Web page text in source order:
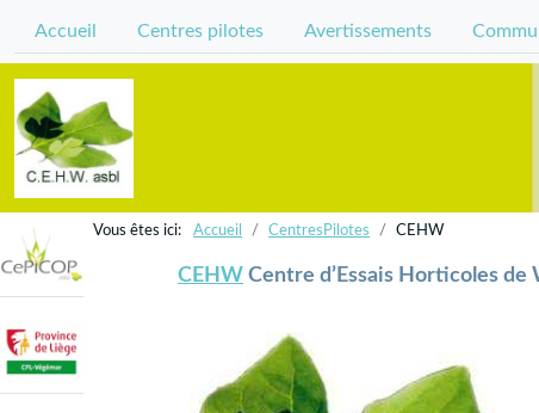
Accueil Centres pilotes Avertissements
Accueil CentresPilotes CEHW
CEHW Centre d’Essais Horticoles de